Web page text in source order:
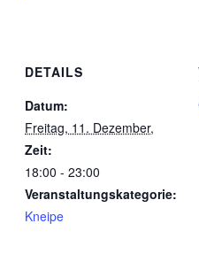
DETAILS
Datum:
Freitag, 11. Dezember,
Zeit:
18:00 - 23:00
Veranstaltungskategorie:
Kneipe